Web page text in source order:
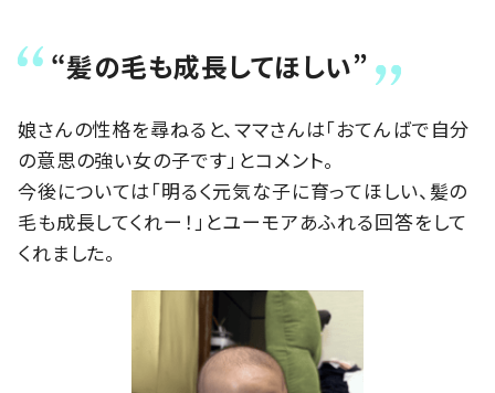
“髪の毛も成長してほしい”
娘さんの性格を尋ねると、ママさんは「おてんばで自分
の意思の強い女の子です」とコメント。
今後については「明るく元気な子に育ってほしい、髪の
毛も成長してくれー！」とユーモアあふれる回答をして
くれました。